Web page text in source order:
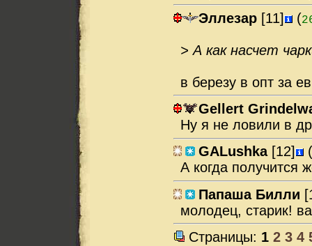
Эллезар [11] (
> А как насчет
в березу в опт за
Gellert
Ну я не ловили в
GALushka[12]
(
А когда получится
Папаша Билли
молодец, старик!
Страницы: 1 2 3 4